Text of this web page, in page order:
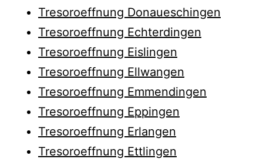
Tresoroeffnung Donaueschingen
Tresoroeffnung Echterdingen
Tresoroeffnung Eislingen
Tresoroeffnung Ellwangen
Tresoroeffnung Emmendingen
Tresoroeffnung Eppingen
Tresoroeffnung Erlangen
Tresoroeffnung Ettlingen